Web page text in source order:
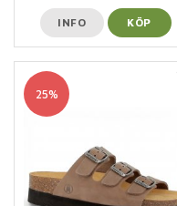
INFO KÖP
25%